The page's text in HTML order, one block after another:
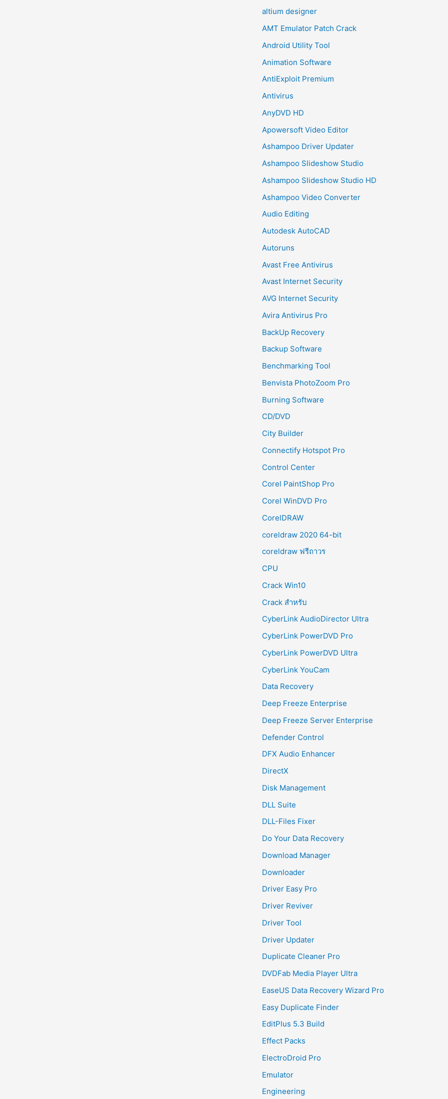
altium designer
AMT Emulator Patch Crack
Android Utility Tool
Animation Software
AntiExploit Premium
Antivirus
AnyDVD HD
Apowersoft Video Editor
Ashampoo Driver Updater
Ashampoo Slideshow Studio
Ashampoo Slideshow Studio HD
Ashampoo Video Converter
Audio Editing
Autodesk AutoCAD
Autoruns
Avast Free Antivirus
Avast Internet Security
AVG Internet Security
Avira Antivirus Pro
BackUp Recovery
Backup Software
Benchmarking Tool
Benvista PhotoZoom Pro
Burning Software
CD/DVD
City Builder
Connectify Hotspot Pro
Control Center
Corel PaintShop Pro
Corel WinDVD Pro
CorelDRAW
coreldraw 2020 64-bit
coreldraw ฟรีถาวร
CPU
Crack Win10
Crack สำหรับ
CyberLink AudioDirector Ultra
CyberLink PowerDVD Pro
CyberLink PowerDVD Ultra
CyberLink YouCam
Data Recovery
Deep Freeze Enterprise
Deep Freeze Server Enterprise
Defender Control
DFX Audio Enhancer
DirectX
Disk Management
DLL Suite
DLL-Files Fixer
Do Your Data Recovery
Download Manager
Downloader
Driver Easy Pro
Driver Reviver
Driver Tool
Driver Updater
Duplicate Cleaner Pro
DVDFab Media Player Ultra
EaseUS Data Recovery Wizard Pro
Easy Duplicate Finder
EditPlus 5.3 Build
Effect Packs
ElectroDroid Pro
Emulator
Engineering